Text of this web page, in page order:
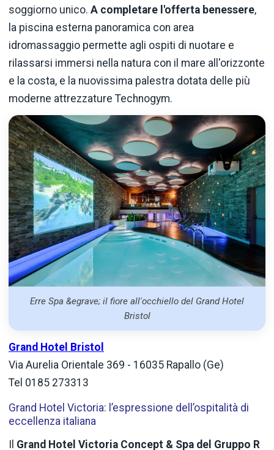
soggiorno unico. A completare l'offerta benessere,
la piscina esterna panoramica con area
idromassaggio permette agli ospiti di nuotare e
rilassarsi immersi nella natura con il mare all'orizzonte
e la costa, e la nuovissima palestra dotata delle più
moderne attrezzature Technogym.
Erre Spa &egrave; il fiore all'occhiello del Grand Hotel
Bristol
Grand Hotel Bristol
Via Aurelia Orientale 369 - 16035 Rapallo (Ge)
Tel 0185 273313
Grand Hotel Victoria: l’espressione dell’ospitalità di
eccellenza italiana
Il Grand Hotel Victoria Concept & Spa del Gruppo R